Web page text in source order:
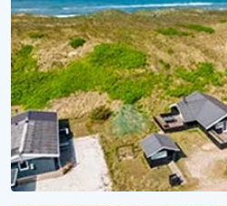
Lieblingsferienhaus 2027 sichern!